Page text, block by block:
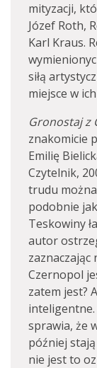
mityzacji,
Józef Roth,
Karl Kraus.
siłą
miejsce w
Gronostaj z
znakomicie
Emilię
Czytelnik,
trudu
podobnie
Teskowiny
autor
zaznaczając
Czernopol
zatem jest?
inteligentne.
sprawia, że
później
nie jest to